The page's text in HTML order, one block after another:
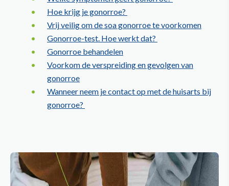
Hoe krijg je gonorroe?
Vrij veilig om de soa gonorroe te voorkomen
Gonorroe-test. Hoe werkt dat?
Gonorroe behandelen
Voorkom de verspreiding en gevolgen van
gonorroe
Wanneer neem je contact op met de huisarts bij
gonorroe?